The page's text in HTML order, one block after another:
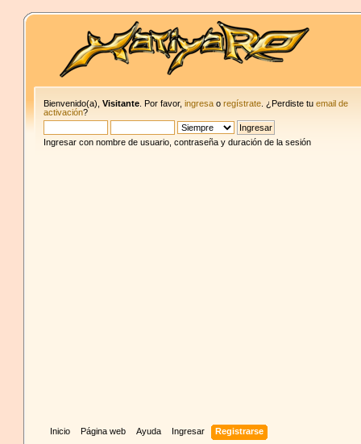
Bienvenido(a),Visitante . Por favor,ingresa oregístrate . ¿Perdiste tuemail de
activación?
Ingresar con nombre de usuario, contraseña y duración de la sesión
Inicio Página web Ayuda Ingresar Registrarse